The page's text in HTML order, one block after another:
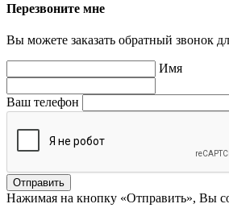
Перезвоните мне
Вы можете заказать обратный звонок
Имя
Ваш телефон
Нажимая на кнопку «Отправить», Вы